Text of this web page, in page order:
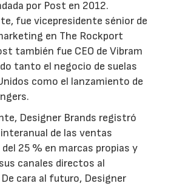
por Post en 2012.
fue vicepresidente sénior de
en The Rockport
también fue CEO de Vibram
tanto el negocio de suelas
como el lanzamiento de
Designer Brands registró
de las ventas
25 % en marcas propias y
canales directos al
cara al futuro, Designer